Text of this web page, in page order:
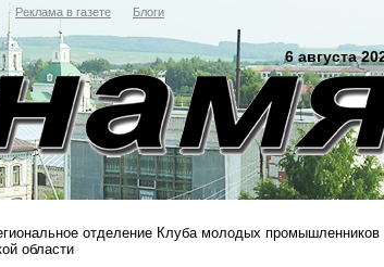
Реклама в газете Блоги
6 августа
отделение Клуба молодых промышленников
области